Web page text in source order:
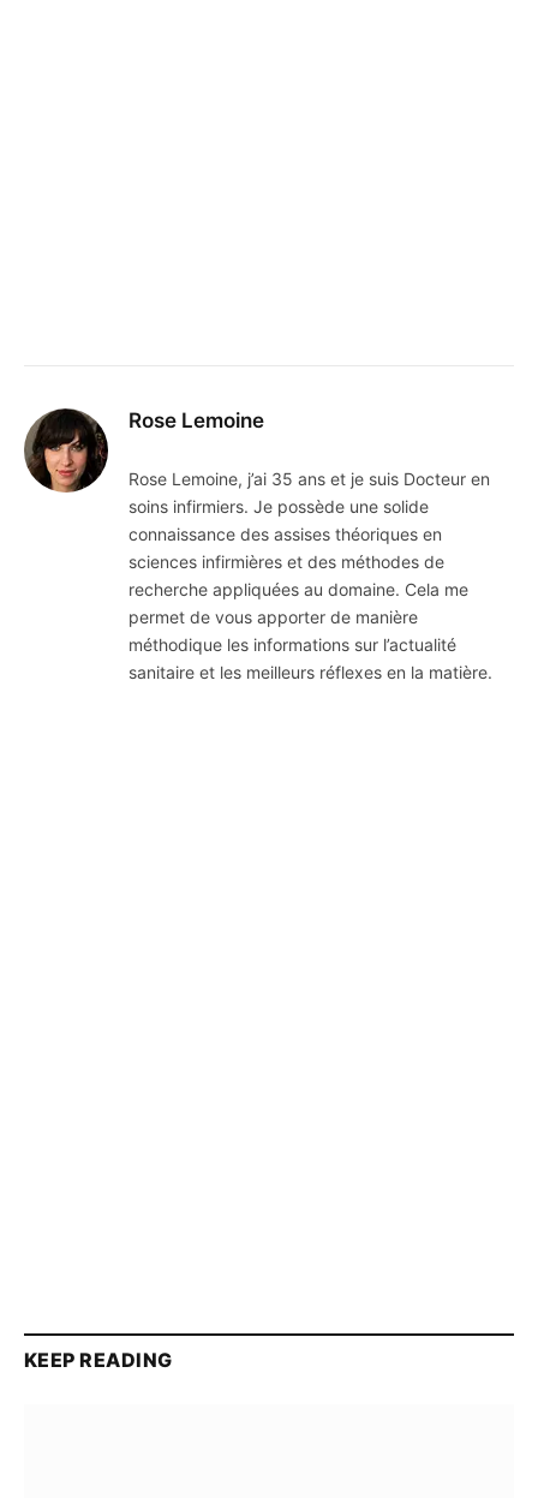
Rose Lemoine
Rose Lemoine, j’ai 35 ans et je suis Docteur en
soins infirmiers. Je possède une solide
connaissance des assises théoriques en
sciences infirmières et des méthodes de
recherche appliquées au domaine. Cela me
permet de vous apporter de manière
méthodique les informations sur l’actualité
sanitaire et les meilleurs réflexes en la matière.
KEEP READING